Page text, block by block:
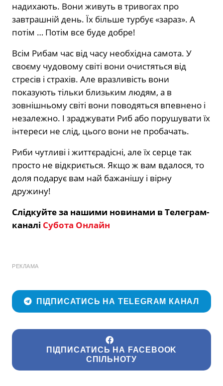
надихають. Вони живуть в тривогах про
завтрашній день. Їх більше турбує «зараз». А
потім … Потім все буде добре!
Всім Рибам час від часу необхідна самота. У
своєму чудовому світі вони очистяться від
стресів і страхів. Але вразливість вони
показують тільки близьким людям, а в
зовнішньому світі вони поводяться впевнено і
незалежно. І зраджувати Риб або порушувати їх
інтереси не слід, цього вони не пробачать.
Риби чутливі і життєрадісні, але їх серце так
просто не відкриється. Якщо ж вам вдалося, то
доля подарує вам най бажанішу і вірну
дружину!
Слідкуйте за нашими новинами в Телеграм-
каналі Субота Онлайн
РЕКЛАМА
ПІДПИСАТИСЬ НА TELEGRAM КАНАЛ
ПІДПИСАТИСЬ НА FACEBOOK
СПІЛЬНОТУ